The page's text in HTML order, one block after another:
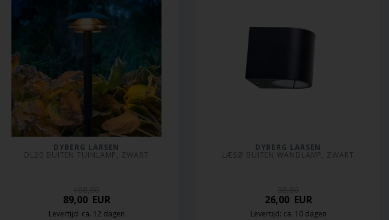
DYBERG LARSEN
DL20 BUITEN TUINLAMP, ZWART
89,00EUR
Levertijd: ca. 12 dagen
DYBERG LARSEN
LÆSØ BUITEN WANDLAMP, ZWART
26,00EUR
Levertijd: ca. 10 dagen